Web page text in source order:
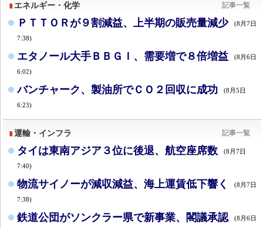
エネルギー・化学 記事一覧
ＰＴＴＯＲが９割減益、上半期の販売量減少 (8月7日
7:38)
エタノール大手ＢＢＧＩ、需要増で８倍増益 (8月6日
6:02)
バンチャーク、製油所でＣＯ２回収に成功 (8月5日
6:23)
運輸・インフラ 記事一覧
タイは東南アジア３位に後退、航空座席数 (8月7日
7:40)
物流サイノーが減収減益、海上運賃低下響く (8月7日
7:38)
鉄道公団がソンクラー県で新事業、閣議承認 (8月6日